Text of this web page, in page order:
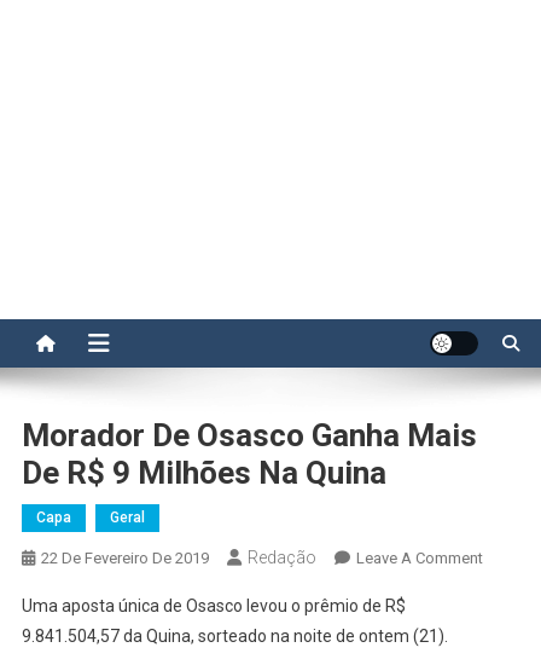
Morador De Osasco Ganha Mais
De R$ 9 Milhões Na Quina
Capa Geral
22 De Fevereiro De 2019 Redação Leave A CommentOn
Uma aposta única de Osasco levou o prêmio de R$
9.841.504,57 da Quina, sorteado na noite de ontem (21).